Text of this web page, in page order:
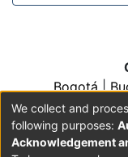
Bogotá|
Villavicencio|
We collect and
following purposes:
Acknowledgement